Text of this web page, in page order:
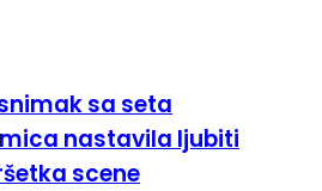
sa seta
nastavila ljubiti
scene